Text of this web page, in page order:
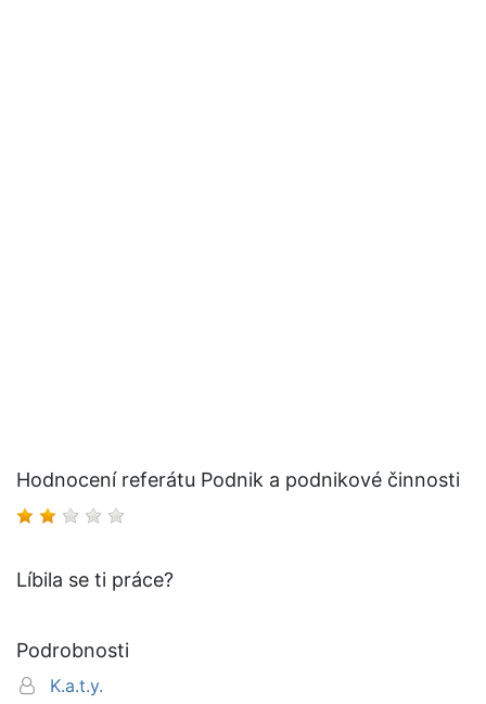
Hodnocení referátu Podnik a podnikové činnosti
Líbila se ti práce?
Podrobnosti
K.a.t.y.